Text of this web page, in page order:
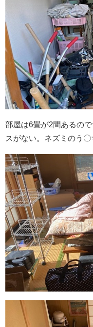
部屋は6畳が2間あるの
スがない。ネズミのう